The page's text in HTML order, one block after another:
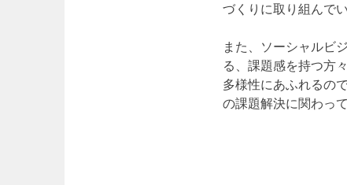
づくりに取り組んでい
また、ソーシャルビ
る、課題感を持つ方
多様性にあふれるの
の課題解決に関わって